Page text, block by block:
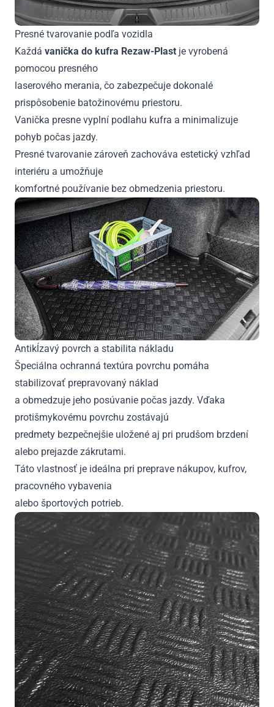
Presné tvarovanie podľa vozidla
Každá vanička do kufra Rezaw-Plast je vyrobená
pomocou presného
laserového merania, čo zabezpečuje dokonalé
prispôsobenie batožinovému priestoru.
Vanička presne vyplní podlahu kufra a minimalizuje
pohyb počas jazdy.
Presné tvarovanie zároveň zachováva estetický vzhľad
interiéru a umožňuje
komfortné používanie bez obmedzenia priestoru.
Antikĺzavý povrch a stabilita nákladu
Špeciálna ochranná textúra povrchu pomáha
stabilizovať prepravovaný náklad
a obmedzuje jeho posúvanie počas jazdy. Vďaka
protišmykovému povrchu zostávajú
predmety bezpečnejšie uložené aj pri prudšom brzdení
alebo prejazde zákrutami.
Táto vlastnosť je ideálna pri preprave nákupov, kufrov,
pracovného vybavenia
alebo športových potrieb.